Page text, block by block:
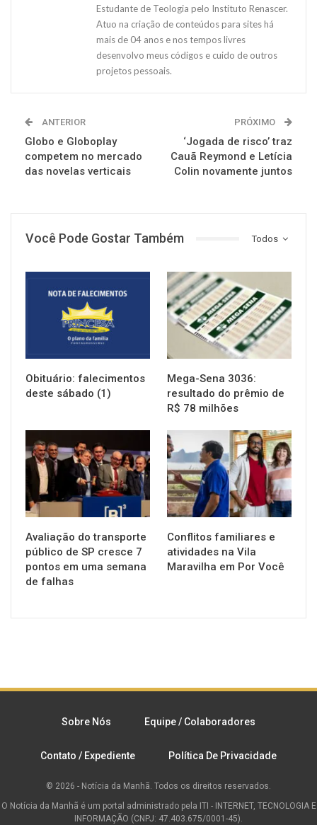
Estudante de Teologia pelo Instituto Renascer.
Atuo na criação de conteúdos para sites há
mais de 04 anos e nos tempos livres
desenvolvo meus códigos e cuido de outros
projetos pessoais.
ANTERIOR
Globo e Globoplay
competem no mercado
das novelas verticais
PRÓXIMO
‘Jogada de risco’ traz
Cauã Reymond e Letícia
Colin novamente juntos
Todos
Você Pode Gostar Também
Obituário: falecimentos
deste sábado (1)
NOTÍCIAS
Mega-Sena 3036:
resultado do prêmio de
R$ 78 milhões
NOTÍCIAS
Avaliação do transporte
público de SP cresce 7
pontos em uma semana
de falhas
NOTÍCIAS
Conflitos familiares e
atividades na Vila
Maravilha em Por Você
Sobre Nós Equipe / Colaboradores
Contato / Expediente Política De Privacidade
© 2026 - Notícia da Manhã. Todos os direitos reservados.
O Notícia da Manhã é um portal administrado pela ITI - INTERNET, TECNOLOGIA E
INFORMAÇÃO (CNPJ: 47.403.675/0001-45).